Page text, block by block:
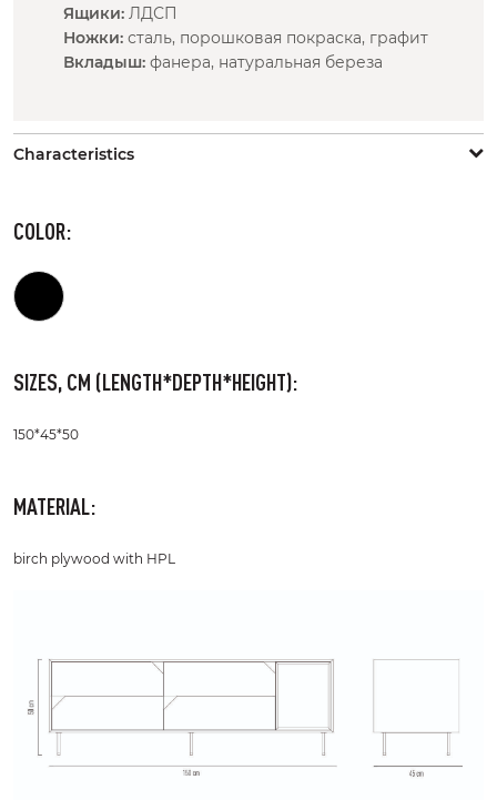
Ящики: ЛДСП
Ножки: сталь, порошковая покраска, графит
Вкладыш: фанера, натуральная береза
Characteristics
COLOR:
SIZES, CM (LENGTH*DEPTH*HEIGHT):
150*45*50
MATERIAL:
birch plywood with HPL